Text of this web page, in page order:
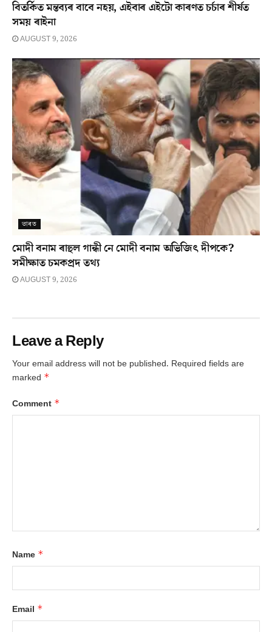
বিতৰ্কিত মন্তব্যৰ বাবে নহয়, এইবাৰ এইটো কাৰণত চৰ্চাৰ শীৰ্ষত
সময় ৰাইনা
AUGUST 9, 2026
ভাৰত
মোদী বনাম ৰাহুল গান্ধী নে মোদী বনাম অভিজিৎ দীপকে?
সমীক্ষাত চমকপ্ৰদ তথ্য
AUGUST 9, 2026
Leave a Reply
Your email address will not be published. Required fields are
marked *
Comment *
Name *
Email *